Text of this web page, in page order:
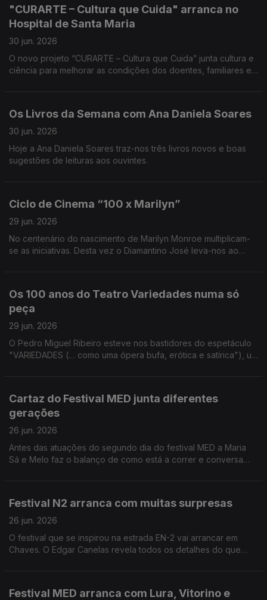
"CURARTE – Cultura que Cuida" arranca no
Hospital de Santa Maria
30 jun. 2026
O novo projeto “CURARTE – Cultura que Cuida” junta cultura e
ciência para melhorar as condições dos doentes, familiares e
Os Livros da Semana com Ana Daniela Soares
30 jun. 2026
Hoje a Ana Daniela Soares traz-nos três livros novos e boas
sugestões de leituras aos ouvintes.
Ciclo de Cinema “100 x Marilyn”
29 jun. 2026
No centenário do nascimento de Marilyn Monroe multiplicam-
se as iniciativas. Desta vez o Diamantino José leva-nos ao
Os 100 anos do Teatro Variedades numa só
peça
29 jun. 2026
O Pedro Miguel Ribeiro esteve nos bastidores do espetáculo
"VARIEDADES (… como uma ópera bufa, erótica e satírica"), um
Cartaz do Festival MED junta diferentes
gerações
26 jun. 2026
Antes das atuações do segundo dia do festival MED a Maria
Sá e Melo faz o balanço de como está a correr e conversa
Festival N2 arranca com muitas surpresas
26 jun. 2026
O festival que se inspirou na estrada EN-2 vai arrancar em
Chaves. O Edgar Canelas revela todos os detalhes do que
Festival MED arranca com Lura, Vitorino e